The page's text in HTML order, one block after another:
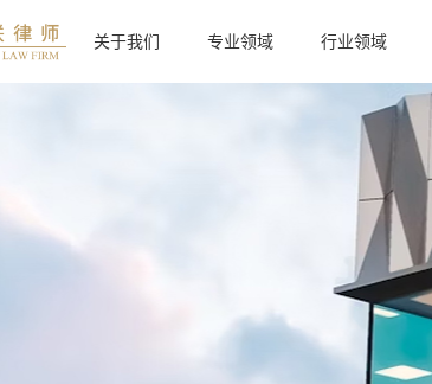
关于我们 专业领域 行业领域